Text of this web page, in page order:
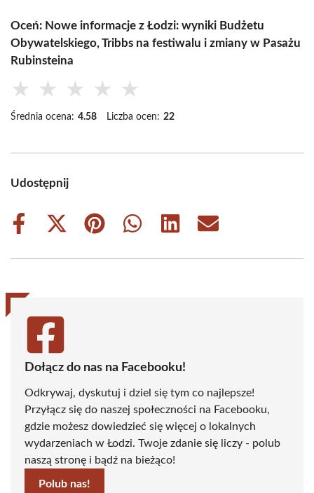
Oceń: Nowe informacje z Łodzi: wyniki Budżetu
Obywatelskiego, Tribbs na festiwalu i zmiany w Pasażu
Rubinsteina
★ ★ ★ ★ ★
Średnia ocena: 4.58 Liczba ocen: 22
Udostępnij
Share
Share
(Twitter)
Share
Share
Share
Share
Dołącz do nas na Facebooku!
Odkrywaj, dyskutuj i dziel się tym co najlepsze!
Przyłącz się do naszej społeczności na Facebooku,
gdzie możesz dowiedzieć się więcej o lokalnych
wydarzeniach w Łodzi. Twoje zdanie się liczy - polub
naszą stronę i bądź na bieżąco!
Polub nas!